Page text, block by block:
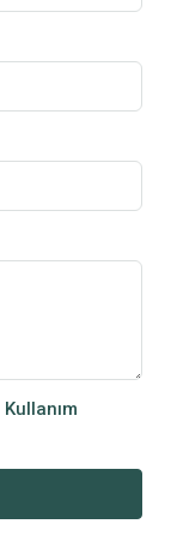
Kullanım